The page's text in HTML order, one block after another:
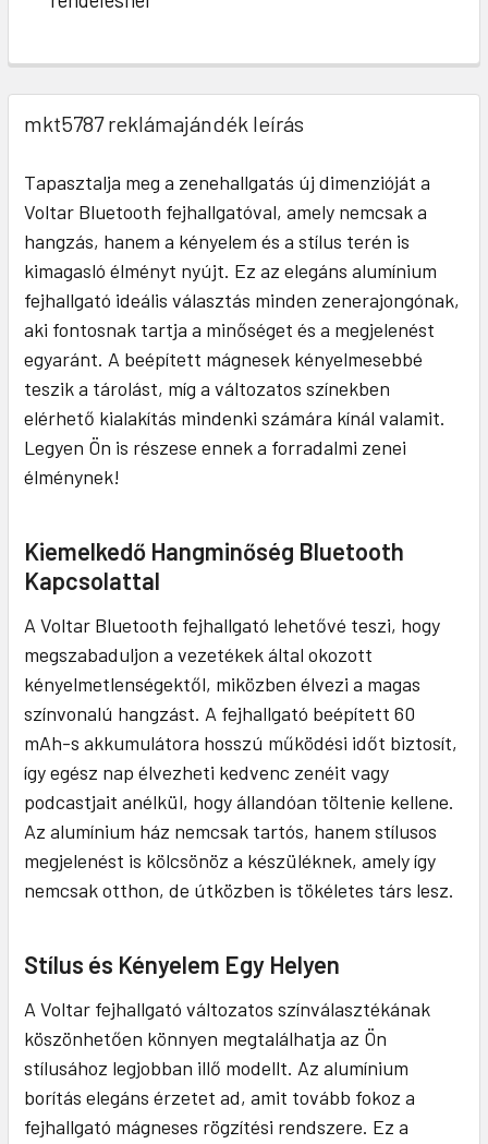
mkt5787 reklámajándék leírás
Tapasztalja meg a zenehallgatás új dimenzióját a
Voltar Bluetooth fejhallgatóval, amely nemcsak a
hangzás, hanem a kényelem és a stílus terén is
kimagasló élményt nyújt. Ez az elegáns alumínium
fejhallgató ideális választás minden zenerajongónak,
aki fontosnak tartja a minőséget és a megjelenést
egyaránt. A beépített mágnesek kényelmesebbé
teszik a tárolást, míg a változatos színekben
elérhető kialakítás mindenki számára kínál valamit.
Legyen Ön is részese ennek a forradalmi zenei
élménynek!
Kiemelkedő Hangminőség Bluetooth
Kapcsolattal
A Voltar Bluetooth fejhallgató lehetővé teszi, hogy
megszabaduljon a vezetékek által okozott
kényelmetlenségektől, miközben élvezi a magas
színvonalú hangzást. A fejhallgató beépített 60
mAh-s akkumulátora hosszú működési időt biztosít,
így egész nap élvezheti kedvenc zenéit vagy
podcastjait anélkül, hogy állandóan töltenie kellene.
Az alumínium ház nemcsak tartós, hanem stílusos
megjelenést is kölcsönöz a készüléknek, amely így
nemcsak otthon, de útközben is tökéletes társ lesz.
Stílus és Kényelem Egy Helyen
A Voltar fejhallgató változatos színválasztékának
köszönhetően könnyen megtalálhatja az Ön
stílusához legjobban illő modellt. Az alumínium
borítás elegáns érzetet ad, amit tovább fokoz a
fejhallgató mágneses rögzítési rendszere. Ez a